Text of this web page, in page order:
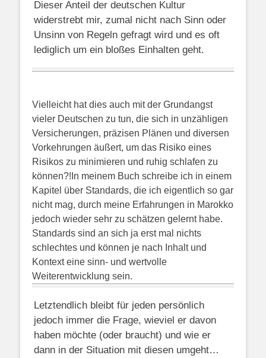
Dieser Anteil der deutschen Kultur
widerstrebt mir, zumal nicht nach Sinn oder
Unsinn von Regeln gefragt wird und es oft
lediglich um ein bloßes Einhalten geht.
Vielleicht hat dies auch mit der Grundangst
vieler Deutschen zu tun, die sich in unzähligen
Versicherungen, präzisen Plänen und diversen
Vorkehrungen äußert, um das Risiko eines
Risikos zu minimieren und ruhig schlafen zu
können?! In meinem Buch schreibe ich in einem
Kapitel über Standards, die ich eigentlich so gar
nicht mag, durch meine Erfahrungen in Marokko
jedoch wieder sehr zu schätzen gelernt habe.
Standards sind an sich ja erst mal nichts
schlechtes und können je nach Inhalt und
Kontext eine sinn- und wertvolle
Weiterentwicklung sein.
Letztendlich bleibt für jeden persönlich
jedoch immer die Frage, wieviel er davon
haben möchte (oder braucht) und wie er
dann in der Situation mit diesen umgeht…